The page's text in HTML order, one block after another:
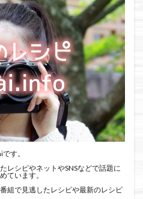
す。
レシピやネットやSNSなどで話題に
ています。
組で見逃したレシピや最新のレシピ